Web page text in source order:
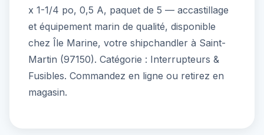
x 1-1/4 po, 0,5 A, paquet de 5 — accastillage
et équipement marin de qualité, disponible
chez Île Marine, votre shipchandler à Saint-
Martin (97150). Catégorie : Interrupteurs &
Fusibles. Commandez en ligne ou retirez en
magasin.